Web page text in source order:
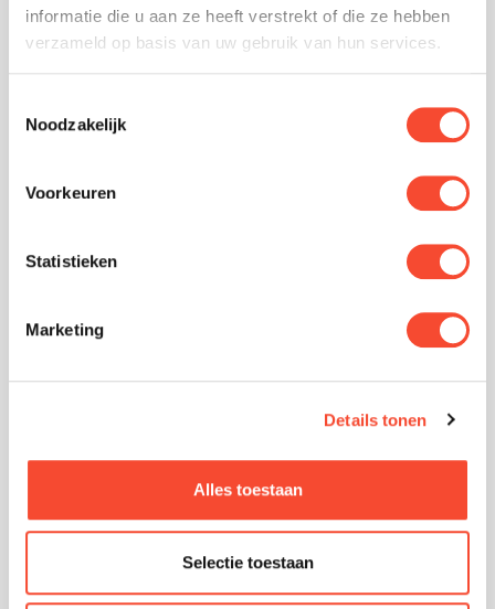
informatie die u aan ze heeft verstrekt of die ze hebben
verzameld op basis van uw gebruik van hun services.
Noodzakelijk
Voorkeuren
Statistieken
Marketing
Details tonen
Alles toestaan
Selectie toestaan
Nom.
Aanstroom
(m³/hr)
Initiele
(Pa)
610 x 610 x 86
TA-2-KE-14-G0-F3-X0
H14 / ISO 45 H